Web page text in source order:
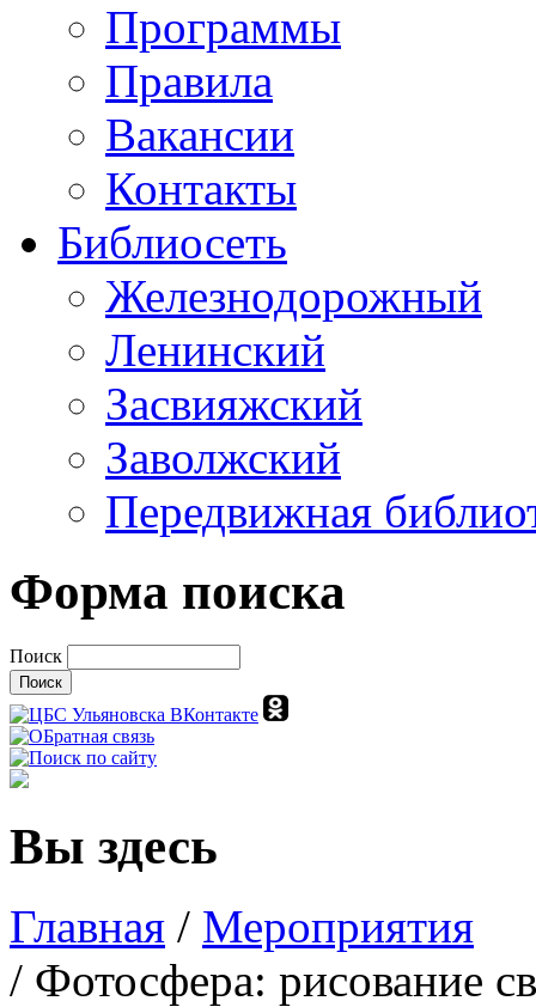
Программы
Правила
Вакансии
Контакты
Библиосеть
Железнодорожный
Ленинский
Засвияжский
Заволжский
Передвижная
Форма поиска
Поиск
Вы здесь
Главная / Мероприятия
/ Фотосфера: рисование